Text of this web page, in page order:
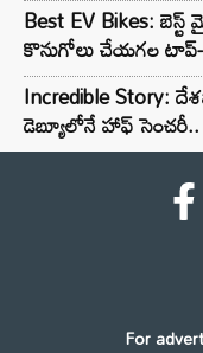
Best EV Bikes:
కొనుగోలు చేయగల
Incredible Story:
డెబ్యూలోనే హాఫ్
For